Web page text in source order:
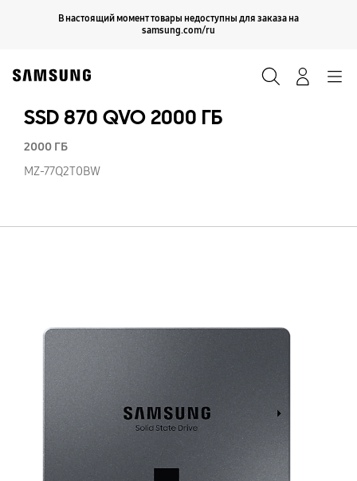
В настоящий момент товары недоступны для заказа на
samsung.com/ru
Продолжить
SSD 870 QVO 2000 ГБ
2000 ГБ
MZ-77Q2T0BW